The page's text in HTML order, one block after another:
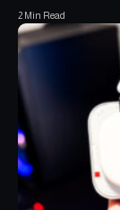
2 Min Read